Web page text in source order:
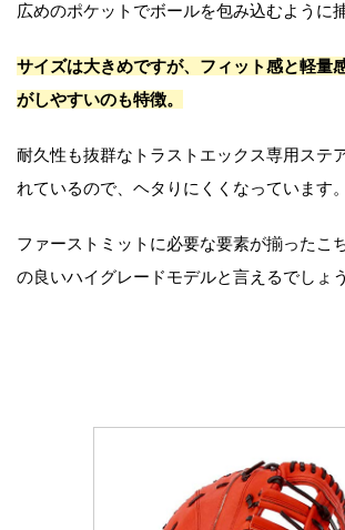
広めのポケットでボールを包み込むように
サイズは大きめですが、フィット感と軽量
がしやすいのも特徴。
耐久性も抜群なトラストエックス専用ステ
れているので、ヘタりにくくなっています。
ファーストミットに必要な要素が揃ったこ
の良いハイグレードモデルと言えるでしょう